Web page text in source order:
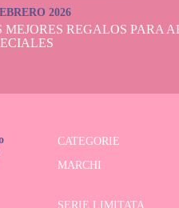
2026
MEJORES REGALOS PARA
CATEGORIE
MARCHI
SERIE LIMITATA